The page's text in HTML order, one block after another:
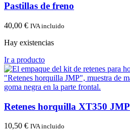
Pastillas de freno
40,00 € IVA incluido
Hay existencias
Ir a producto
Retenes horquilla XT350 JMP
10,50 € IVA incluido